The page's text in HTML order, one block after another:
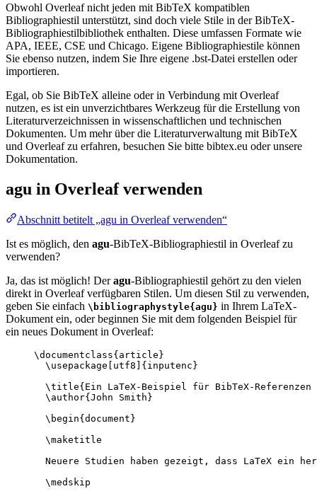
Obwohl Overleaf nicht jeden mit BibTeX kompatiblen
Bibliographiestil unterstützt, sind doch viele Stile in der BibTeX-
Bibliographiestilbibliothek enthalten. Diese umfassen Formate wie
APA, IEEE, CSE und Chicago. Eigene Bibliographiestile können
Sie ebenso nutzen, indem Sie Ihre eigene .bst-Datei erstellen oder
importieren.
Egal, ob Sie BibTeX alleine oder in Verbindung mit Overleaf
nutzen, es ist ein unverzichtbares Werkzeug für die Erstellung von
Literaturverzeichnissen in wissenschaftlichen und technischen
Dokumenten. Um mehr über die Literaturverwaltung mit BibTeX
und Overleaf zu erfahren, besuchen Sie bitte bibtex.eu oder unsere
Dokumentation.
agu in Overleaf verwenden
Abschnitt betitelt „agu in Overleaf verwenden“
Ist es möglich, den agu-BibTeX-Bibliographiestil in Overleaf zu
verwenden?
Ja, das ist möglich! Deragu-Bibliographiestil gehört zu den vielen
direkt in Overleaf verfügbaren Stilen. Um diesen Stil zu verwenden,
geben Sie einfach \bibliographystyle{agu} in Ihrem LaTeX-
Dokument ein, oder beginnen Sie mit dem folgenden Beispiel für
ein neues Dokument in Overleaf:
\documentclass{ article }
\usepackage
utf8 ]{ inputenc }
\title{Ein LaTeX-Beispiel für BibTeX-
\author{John Smith}
\begin{ document }
\maketitle
Neuere Studien haben gezeigt, dass LaTeX ein
\medskip